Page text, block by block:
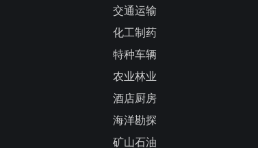
交通运输
化工制药
特种车辆
农业林业
酒店厨房
海洋勘探
矿山石油